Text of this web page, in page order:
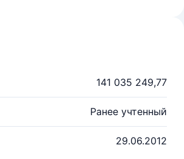
141 035 249,77
Ранее учтенный
29.06.2012